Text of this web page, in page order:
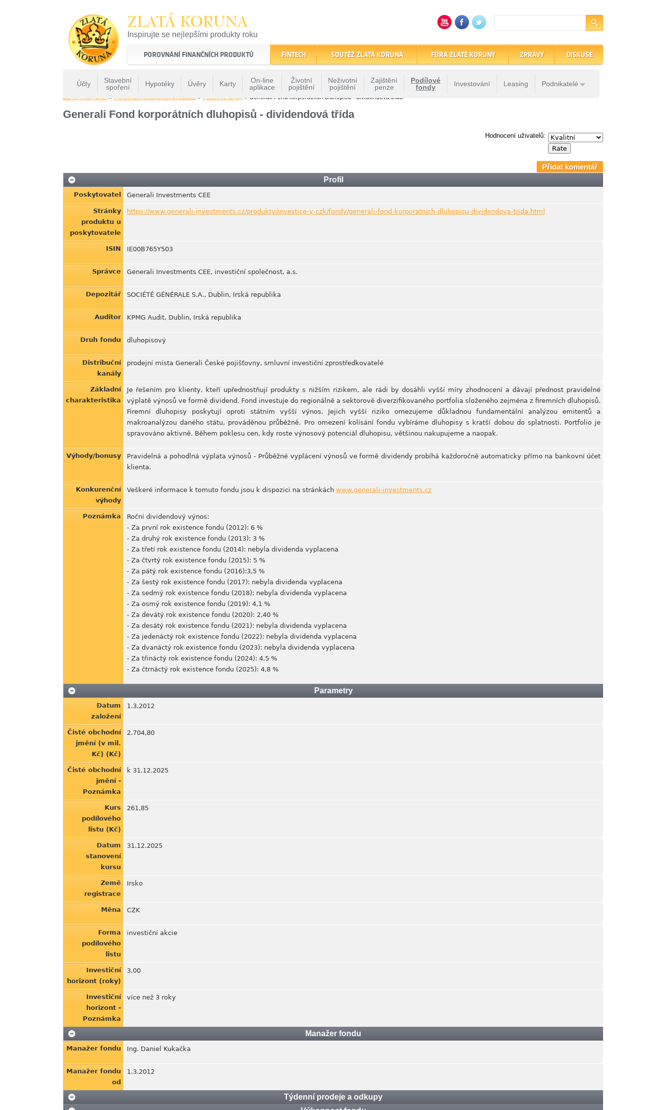
ZLATÁ KORUNA
Inspirujte se nejlepšími produkty roku
22 let tradice a kvality na finančním trhu
POROVNÁNÍ FINANČNÍCH PRODUKTŮ
Účty
Stavební
spoření
Hypotéky Úvěry Karty
On-line
aplikace
Životní
pojištění
Neživotní
pojištění
Zajištění
penze
Podílové
fondy
Investování Leasing Podnikatelé
FINTECH SOUTĚŽ ZLATÁ KORUNA FÓRA ZLATÉ KORUNY ZPRÁVY DISKUSE
ZLATÁ KORUNA» Porovnání finančních produktů » Podílové fondy » Generali Fond korporátních dluhopisů - dividendová třída
Generali Fond korporátních dluhopisů - dividendová třída
Hodnocení uživatelů:
Přidat komentář
Profil
Poskytovatel Generali Investments CEE
Stránky
produktu u
poskytovatele
https://www.generali-investments.cz/produkty/investice-v-czk/fondy/generali-fond-korporatnich-dluhopisu-dividendova-trida.html
ISIN IE00B765Y503
Správce Generali Investments CEE, investiční společnost, a.s.
Depozitář SOCIÉTÉ GÉNÉRALE S.A., Dublin, Irská republika
Auditor KPMG Audit, Dublin, Irská republika
Druh fondu dluhopisový
Distribuční
kanály
prodejní místa Generali České pojišťovny, smluvní investiční zprostředkovatelé
Základní
charakteristika
Je řešením pro klienty, kteří upřednostňují produkty s nižším rizikem, ale rádi by dosáhli vyšší míry zhodnocení a dávají přednost pravidelné
výplatě výnosů ve formě dividend. Fond investuje do regionálně a sektorově diverzifikovaného portfolia složeného zejména z firemních dluhopisů.
Firemní dluhopisy poskytují oproti státním vyšší výnos. Jejich vyšší riziko omezujeme důkladnou fundamentální analýzou emitentů a
makroanalýzou daného státu, prováděnou průběžně. Pro omezení kolísání fondu vybíráme dluhopisy s kratší dobou do splatnosti. Portfolio je
spravováno aktivně. Během poklesu cen, kdy roste výnosový potenciál dluhopisu, většinou nakupujeme a naopak.
Výhody/bonusy
Pravidelná a pohodlná výplata výnosů - Průběžné vyplácení výnosů ve formě dividendy probíhá každoročně automaticky přímo na bankovní účet
klienta.
Konkurenční
výhody
Veškeré informace k tomuto fondu jsou k dispozici na stránkách www.generali-investments.cz
Poznámka
Roční dividendový výnos:
- Za první rok existence fondu (2012): 6 %
- Za druhý rok existence fondu (2013): 3 %
- Za třetí rok existence fondu (2014): nebyla dividenda vyplacena
- Za čtvrtý rok existence fondu (2015): 5 %
- Za pátý rok existence fondu (2016):3,5 %
- Za šestý rok existence fondu (2017): nebyla dividenda vyplacena
- Za sedmý rok existence fondu (2018): nebyla dividenda vyplacena
- Za osmý rok existence fondu (2019): 4,1 %
- Za devátý rok existence fondu (2020): 2,40 %
- Za desátý rok existence fondu (2021): nebyla dividenda vyplacena
- Za jedenáctý rok existence fondu (2022): nebyla dividenda vyplacena
- Za dvanáctý rok existence fondu (2023): nebyla dividenda vyplacena
- Za třináctý rok existence fondu (2024): 4,5 %
- Za čtrnáctý rok existence fondu (2025): 4,8 %
Parametry
Datum
založení
1.3.2012
Čisté obchodní
jmění (v mil.
Kč) (Kč)
2.704,80
Čisté obchodní
jmění -
Poznámka
k 31.12.2025
Kurs
podílového
listu (Kč)
261,85
Datum
stanovení
kursu
31.12.2025
Země
registrace
Irsko
Měna CZK
Forma
podílového
listu
investiční akcie
Investiční
horizont (roky)
3,00
Investiční
horizont -
Poznámka
více než 3 roky
Manažer fondu
Manažer fondu Ing. Daniel Kukačka
Manažer fondu
od
1.3.2012
Týdenní prodeje a odkupy